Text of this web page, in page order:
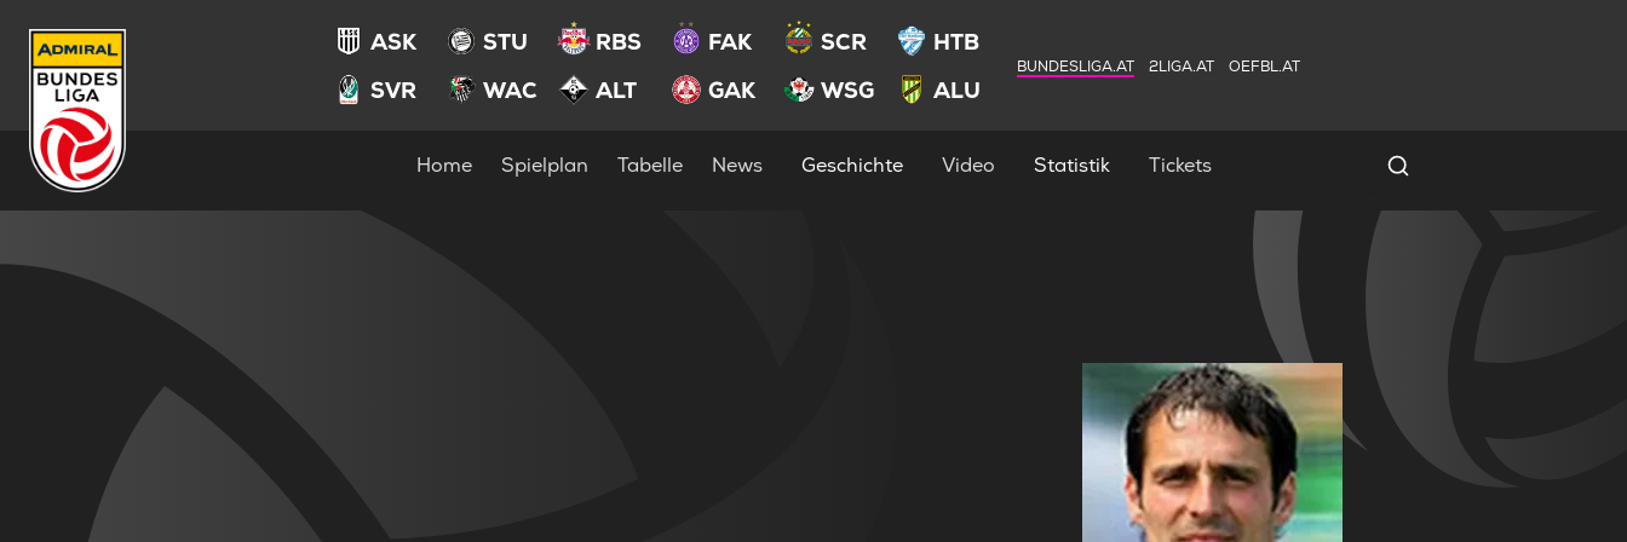
ASK STU RBS FAK SCR
HTB
SVR
WAC ALT GAK WSG ALU
BUNDESLIGA.AT 2LIGA.AT OEFBL.AT
Home Spielplan Tabelle News Geschichte Video Statistik Tickets Spielersuche